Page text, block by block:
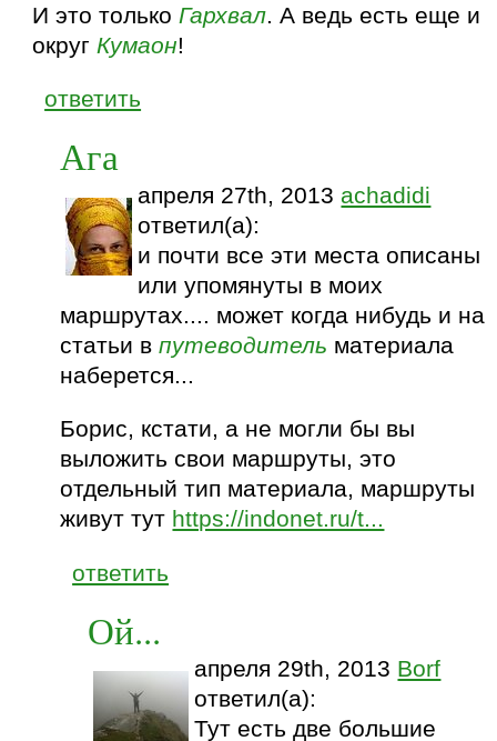
И это толькоГархвал. А ведь есть еще и
округКумаон!
ответить
Ага
апреля 27th, 2013 achadidi
ответил(а):
и почти все эти места описаны
или упомянуты в моих
маршрутах.... может когда нибудь и на
статьи впутеводитель материала
наберется...
Борис, кстати, а не могли бы вы
выложить свои маршруты, это
отдельный тип материала, маршруты
живут тут https://indonet.ru/t...
ответить
Ой...
апреля 29th, 2013 Borf
ответил(а):
Тут есть две большие